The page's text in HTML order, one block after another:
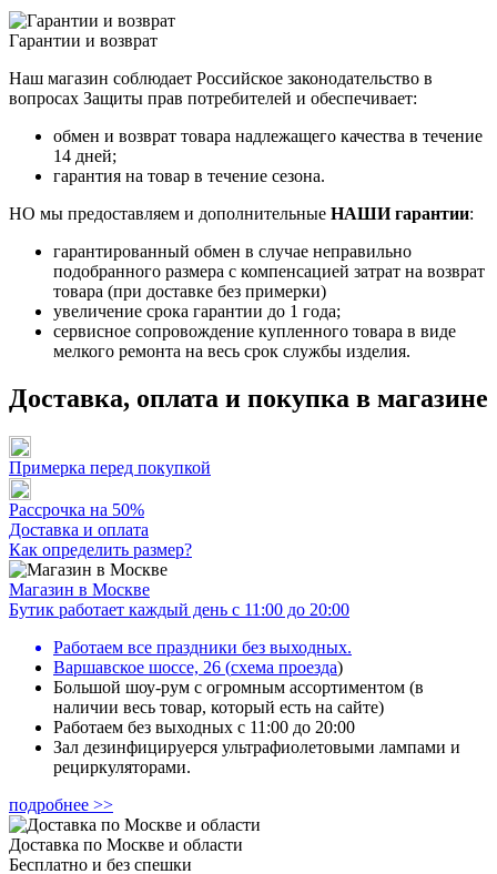
Гарантии и возврат
Наш магазин соблюдает Российское законодательство в
вопросах Защиты прав потребителей и обеспечивает:
обмен и возврат товара надлежащего качества в течение
14 дней;
гарантия на товар в течение сезона.
НО мы предоставляем и дополнительные НАШИ гарантии:
гарантированный обмен в случае неправильно
подобранного размера с компенсацией затрат на возврат
товара (при доставке без примерки)
увеличение срока гарантии до 1 года;
сервисное сопровождение купленного товара в виде
мелкого ремонта на весь срок службы изделия.
Доставка, оплата и покупка в магазине
Примерка перед покупкой
Рассрочка на 50%
Доставка и оплата
Как определить размер?
Магазин в Москве
Бутик работает каждый день с 11:00 до 20:00
Работаем все праздники без выходных.
Варшавское шоссе, 26 (схема проезда)
Большой шоу-рум с огромным ассортиментом (в
наличии весь товар, который есть на сайте)
Работаем без выходных с 11:00 до 20:00
Зал дезинфицируерся ультрафиолетовыми лампами и
рециркуляторами.
подробнее >>
Доставка по Москве и области
Бесплатно и без спешки